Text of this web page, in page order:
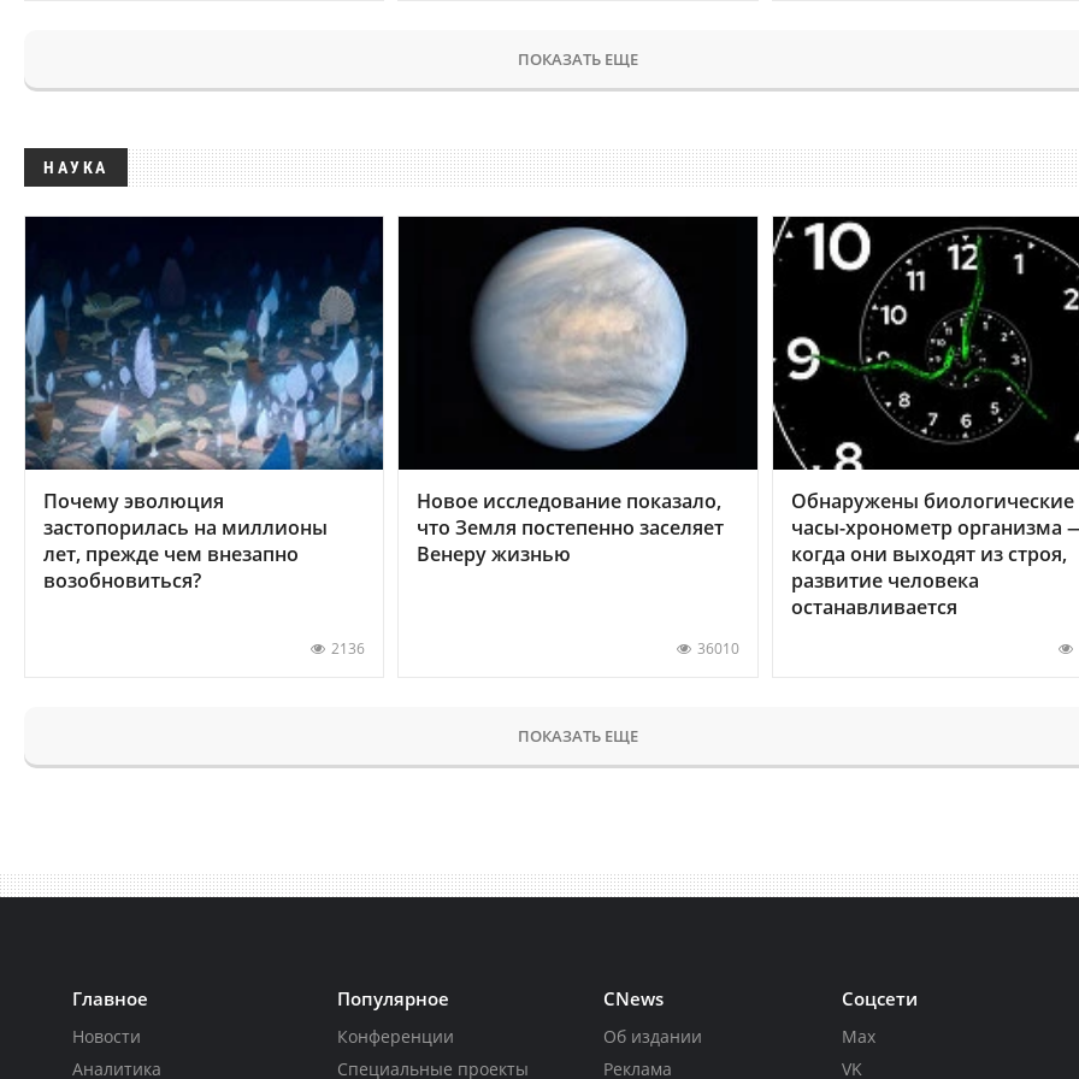
ПОКАЗАТЬ ЕЩЕ
НАУКА
Почему эволюция
застопорилась на миллионы
лет, прежде чем внезапно
возобновиться?
2136
Новое исследование показало,
что Земля постепенно заселяет
Венеру жизнью
36010
Обнаружены биологические
часы-хронометр организма
когда они выходят из строя,
развитие человека
останавливается
ПОКАЗАТЬ ЕЩЕ
Главное
Новости
Аналитика
Популярное
Конференции
Специальные проекты
CNews
Об издании
Реклама
Соцсети
Max
VK